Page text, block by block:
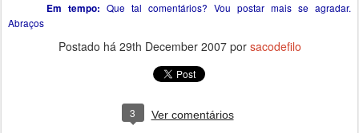
Em tempo: Que tal comentários? Vou postar mais se agradar.
Abraços
Postado há 29th December 2007por sacodefilo
3 Ver comentários